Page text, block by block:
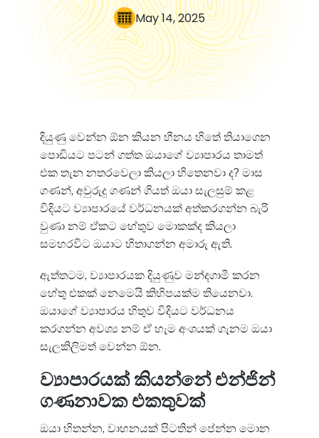
May 14, 2025
දියුණු වෙන්න ඕන කියන හීනය හිතේ තියාගෙන
පොඩියට පටන් ගත්ත ඔයාගේ ව්‍යාපාරය තාමත්
එක තැන නතරවෙලා කියලා හිතෙනවා ද? මාස
ගණන්, අවුරුදු ගණන් ගියත් ඔයා සැලසුම් කළ
විදියට ව්‍යාපාරයේ වර්ධනයක් අත්කරගන්න බැරි
වුණා නම් ඒකට හේතුව මොකක්ද කියලා
සමහරවිට ඔයාට හිතාගන්න අමාරු ඇති.
ඇත්තටම, ව්‍යාපාරයක දියුණුව මන්දගාමී කරන
හේතු එකක් නෙමෙයි කිහිපයක්ම තියෙනවා.
ඔයාගේ ව්‍යාපාරය හිතුව විදියට වර්ධනය
කරගන්න අවශ්‍ය නම් ඒ හැම අංශයක් ගැනම ඔයා
සැලකිලිමත් වෙන්න ඕන.
ව්‍යාපාරයක් කියන්නේ එන්ජින්
ගණනාවක එකතුවක්
ඔයා හිතන්න, වාහනයක් පිටතින් පේන්න මොන